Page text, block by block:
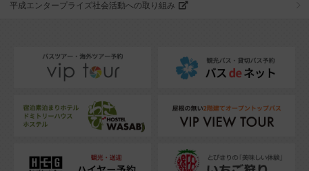
平成エンタープライズ社会活動への取り組み